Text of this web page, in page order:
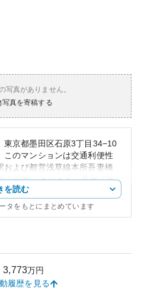
写真がありません。
写真を寄稿する
東京都墨田区石原3丁目34−10
このマンションは交通利便性
および都営浅草線本所吾妻橋
の距離にあります。周囲は落
アクセスも容易ながら、静か
にあることから将来的な価
めます。
報は得られませんでしたが、
を読む
タをもとにまとめています
3,773万円
履歴を見る